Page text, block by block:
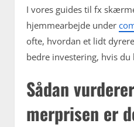
I vores guides til fx
hjemmearbejde under
ofte, hvordan et lidt
bedre investering, hvis
Sådan
merprisen er